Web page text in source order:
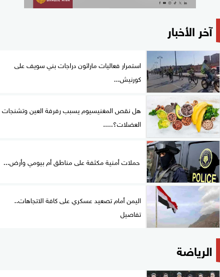
آخر الأخبار
استمرار فعاليات ماراثون دراجات بني سويف على
كورنيش...
هل نقص المغنيسيوم يسبب رفرفة العين وتشنجات
العضلات؟.....
حملات أمنية مكثفة على مناطق أم بيومي وأرض...
اليمن أمام تصعيد عسكري على كافة الاتجاهات..
تفاصيل
الرياضة